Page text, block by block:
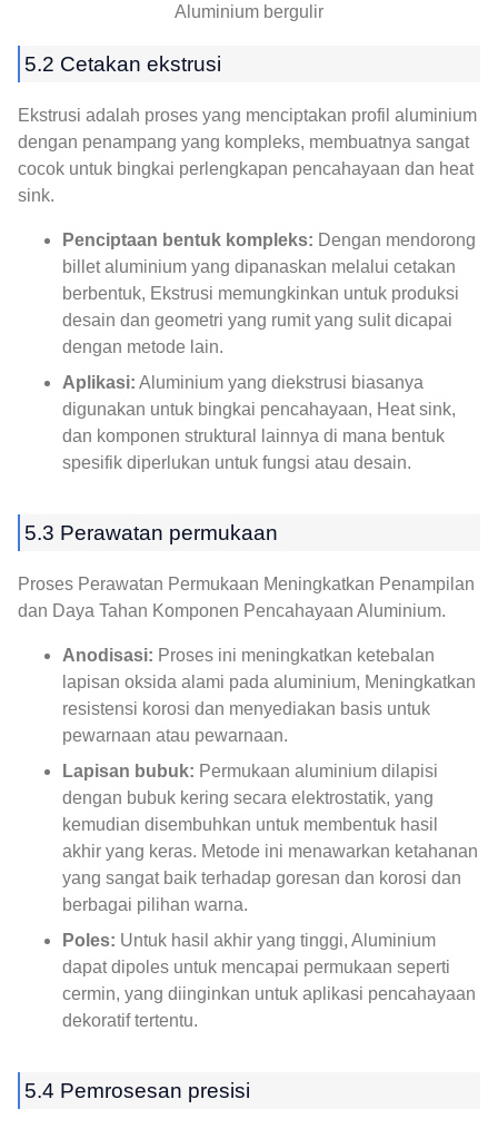
Aluminium bergulir
5.2 Cetakan ekstrusi
Ekstrusi adalah proses yang menciptakan profil aluminium
dengan penampang yang kompleks, membuatnya sangat
cocok untuk bingkai perlengkapan pencahayaan dan heat
sink.
Penciptaan bentuk kompleks: Dengan mendorong
billet aluminium yang dipanaskan melalui cetakan
berbentuk, Ekstrusi memungkinkan untuk produksi
desain dan geometri yang rumit yang sulit dicapai
dengan metode lain.
Aplikasi: Aluminium yang diekstrusi biasanya
digunakan untuk bingkai pencahayaan, Heat sink,
dan komponen struktural lainnya di mana bentuk
spesifik diperlukan untuk fungsi atau desain.
5.3 Perawatan permukaan
Proses Perawatan Permukaan Meningkatkan Penampilan
dan Daya Tahan Komponen Pencahayaan Aluminium.
Anodisasi: Proses ini meningkatkan ketebalan
lapisan oksida alami pada aluminium, Meningkatkan
resistensi korosi dan menyediakan basis untuk
pewarnaan atau pewarnaan.
Lapisan bubuk: Permukaan aluminium dilapisi
dengan bubuk kering secara elektrostatik, yang
kemudian disembuhkan untuk membentuk hasil
akhir yang keras. Metode ini menawarkan ketahanan
yang sangat baik terhadap goresan dan korosi dan
berbagai pilihan warna.
Poles: Untuk hasil akhir yang tinggi, Aluminium
dapat dipoles untuk mencapai permukaan seperti
cermin, yang diinginkan untuk aplikasi pencahayaan
dekoratif tertentu.
5.4 Pemrosesan presisi